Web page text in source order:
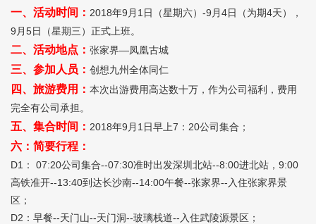
一、活动时间： 2018年9月1日（星期六）-9月4日（为期4天），
9月5日（星期三）正式上班。
二、活动地点： 张家界—凤凰古城
三、参加人员： 创想九州全体同仁
四、旅游费用： 本次出游费用高达数十万，作为公司福利，费用
完全有公司承担。
五、集合时间： 2018年9月1日早上7：20公司集合；
六：简要行程：
D1： 07:20公司集合--07:30准时出发深圳北站--8:00进北站，9:00
高铁准开--13:40到达长沙南--14:00午餐--张家界--入住张家界景
区；
D2：早餐--天门山--天门洞--玻璃栈道--入住武陵源景区；